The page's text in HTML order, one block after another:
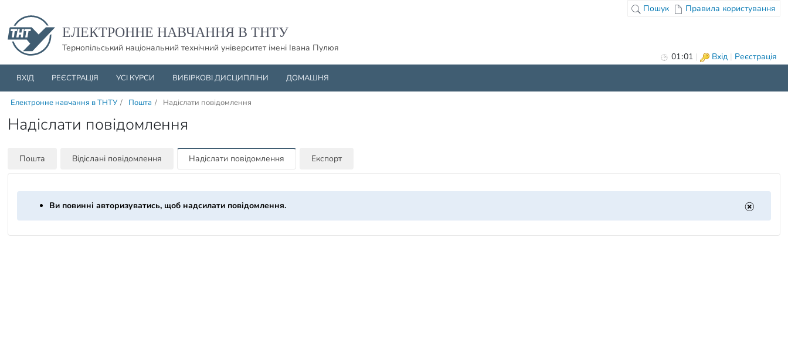
ЕЛЕКТРОННЕ НАВЧАННЯ В ТНТУ
Тернопільський національний технічний університет імені Івана Пулюя
Пошук Правила користування
01:01 | Вхід| Реєстрація
ВХІД РЕЄСТРАЦІЯ УСІ КУРСИ ВИБІРКОВІ ДИСЦИПЛІНИ ДОМАШНЯ
Електронне навчання в ТНТУ / Пошта / Надіслати повідомлення
Надіслати повідомлення
Пошта Відіслані повідомлення Надіслати повідомлення Експорт
Ви повинні авторизуватись, щоб надсилати повідомлення.